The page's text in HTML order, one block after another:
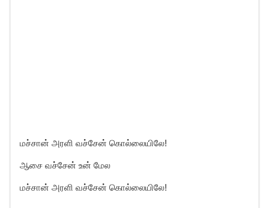
மச்சான் அரளி வச்சேன் கொல்லையிலே!
ஆசை வச்சேன் உன் மேல
மச்சான் அரளி வச்சேன் கொல்லையிலே!